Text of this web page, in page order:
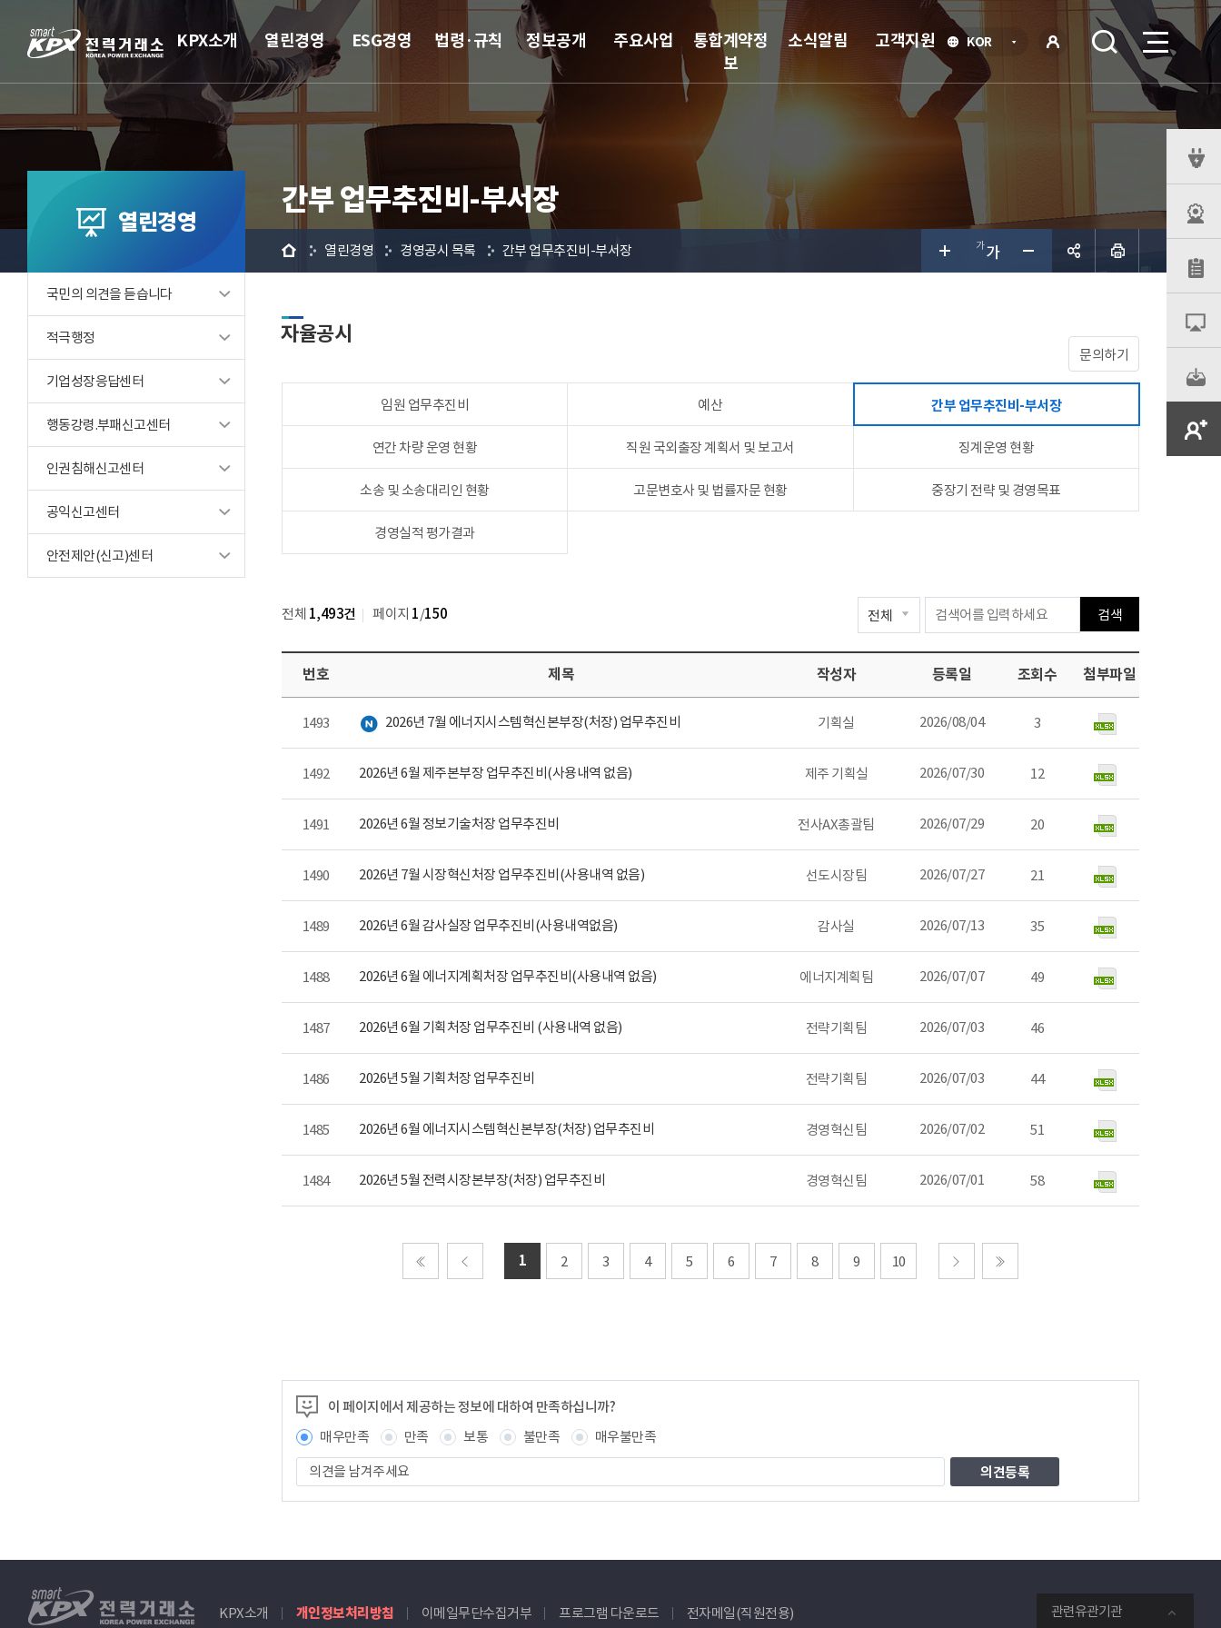
KOR언
선
그인
KPX소개 열린경영 ESG경영 법령·규칙 정보공개 주요사업
통합계약정
보
소식알림 고객지원
열린경영
국민의 의견을 듣습니다
적극행정
기업성장응답센터
행동강령.부패신고센터
인권침해신고센터
공익신고센터
안전제안(신고)센터
간부 업무추진비-부서장
홈 열린경영 경영공시 목록 간부 업무추진비-부서장
문의하기
자율공시
임원 업무추진비 예산 간부 업무추진비-부서장
연간 차량 운영 현황 직원 국외출장 계획서 및 보고서 징계운영 현황
소송 및 소송대리인 현황 고문변호사 및 법률자문 현황 중장기 전략 및 경영목표
경영실적 평가결과
검색
전체 1,493건 페이지 1/150
번호 제목 작성자 등록일 조회수 첨부파일
1493 새글
2026년 7월 에너지시스템혁신본부장(처장) 업무추진비 기획실 2026/08/04 3
1492 2026년 6월 제주본부장 업무추진비(사용내역 없음) 제주 기획실 2026/07/30 12
1491 2026년 6월 정보기술처장 업무추진비 전사AX총괄팀 2026/07/29 20
1490 2026년 7월 시장혁신처장 업무추진비(사용내역 없음) 선도시장팀 2026/07/27 21
1489 2026년 6월 감사실장 업무추진비(사용내역없음) 감사실 2026/07/13 35
1488 2026년 6월 에너지계획처장 업무추진비(사용내역 없음) 에너지계획팀 2026/07/07 49
1487 2026년 6월 기획처장 업무추진비 (사용내역 없음) 전략기획팀 2026/07/03 46
1486 2026년 5월 기획처장 업무추진비 전략기획팀 2026/07/03 44
1485 2026년 6월 에너지시스템혁신본부장(처장) 업무추진비 경영혁신팀 2026/07/02 51
1484 2026년 5월 전력시장본부장(처장) 업무추진비 경영혁신팀 2026/07/01 58
1 2 3 4 5 6 7 8 9
10
이 페이지에서 제공하는 정보에 대하여 만족하십니까?
매우만족
만족 보통 불만족
매우불만족
견
을
주
전
관련유관기관
KPX소개 개인정보처리방침 이메일무단수집거부 프로그램 다운로드 전자메일(직원전용)